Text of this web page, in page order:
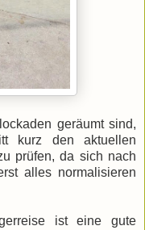
geräumt sind,
kurz den aktuellen
prüfen, da sich nach
alles normalisieren
ist eine gute